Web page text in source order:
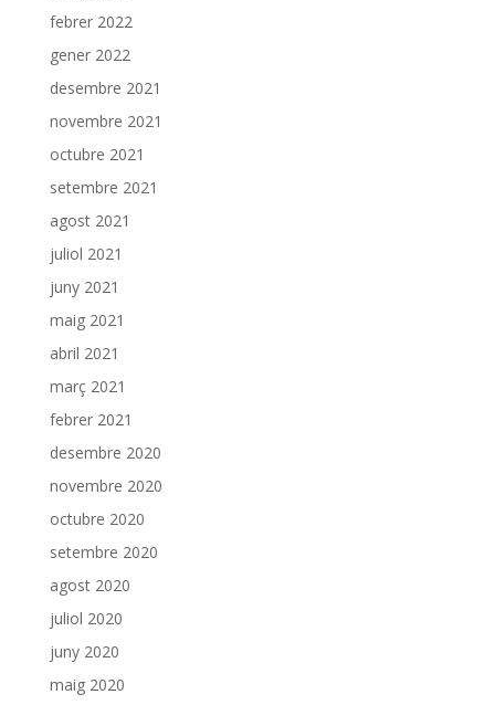
febrer 2022
gener 2022
desembre 2021
novembre 2021
octubre 2021
setembre 2021
agost 2021
juliol 2021
juny 2021
maig 2021
abril 2021
març 2021
febrer 2021
desembre 2020
novembre 2020
octubre 2020
setembre 2020
agost 2020
juliol 2020
juny 2020
maig 2020